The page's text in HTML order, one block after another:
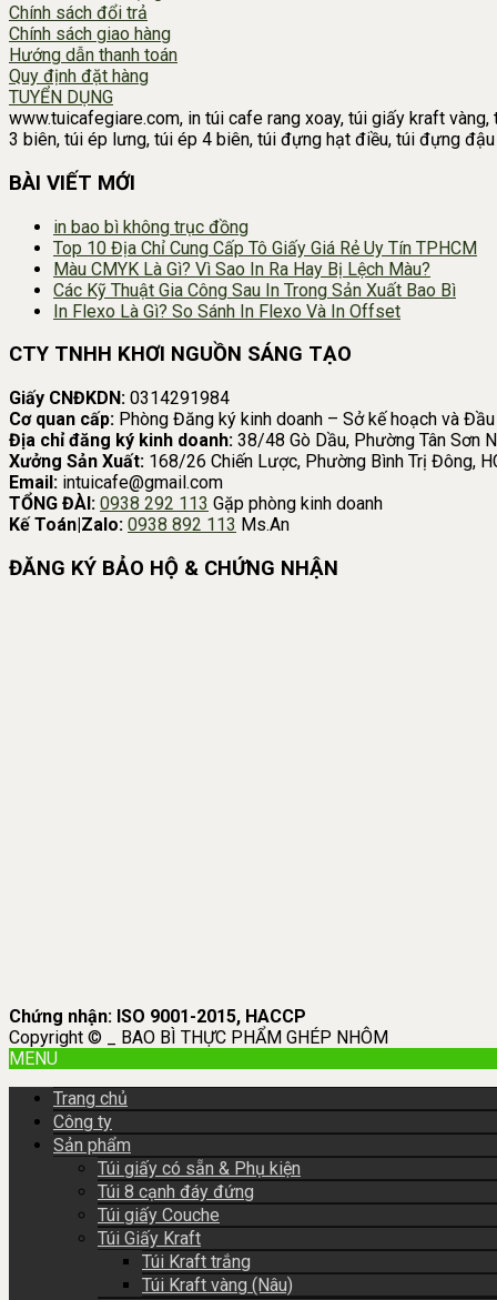
Chính sách đổi trả
Chính sách giao hàng
Hướng dẫn thanh toán
Quy định đặt hàng
TUYỂN DỤNG
www.tuicafegiare.com, in túi cafe rang xoay, túi giấy kraft
3 biên, túi ép lưng, túi ép 4 biên, túi đựng hạt điều, túi đựng
BÀI VIẾT MỚI
in bao bì không trục đồng
Top 10 Địa Chỉ Cung Cấp Tô Giấy Giá Rẻ Uy Tín TPHCM
Màu CMYK Là Gì? Vì Sao In Ra Hay Bị Lệch Màu?
Các Kỹ Thuật Gia Công Sau In Trong Sản Xuất Bao Bì
In Flexo Là Gì? So Sánh In Flexo Và In Offset
CTY TNHH KHƠI NGUỒN SÁNG TẠO
Giấy CNĐKDN: 0314291984
Cơ quan cấp: Phòng Đăng ký kinh doanh – Sở kế hoạch và
Địa chỉ đăng ký kinh doanh: 38/48 Gò Dầu, Phường Tân Sơn
Xưởng Sản Xuất: 168/26 Chiến Lược, Phường Bình Trị Đông,
Email: intuicafe@gmail.com
TỔNG ĐÀI: 0938 292 113 Gặp phòng kinh doanh
Kế Toán|Zalo: 0938 892 113 Ms.An
ĐĂNG KÝ BẢO HỘ & CHỨNG NHẬN
Chứng nhận: ISO 9001-2015, HACCP
Copyright © _ BAO BÌ THỰC PHẨM GHÉP NHÔM
MENU
Trang chủ
Công ty
Sản phẩm
Túi giấy có sẵn & Phụ kiện
Túi 8 cạnh đáy đứng
Túi giấy Couche
Túi Giấy Kraft
Túi Kraft trắng
Túi Kraft vàng (Nâu)